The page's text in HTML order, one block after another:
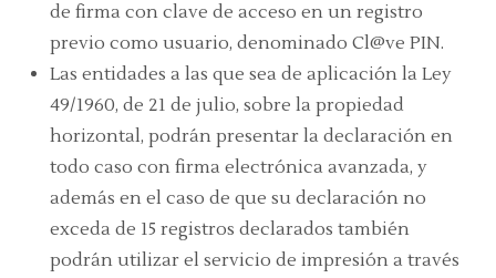
de firma con clave de acceso en un registro
previo como usuario, denominado Cl@ve PIN.
Las entidades a las que sea de aplicación la Ley
49/1960, de 21 de julio, sobre la propiedad
horizontal, podrán presentar la declaración en
todo caso con firma electrónica avanzada, y
además en el caso de que su declaración no
exceda de 15 registros declarados también
podrán utilizar el servicio de impresión a través